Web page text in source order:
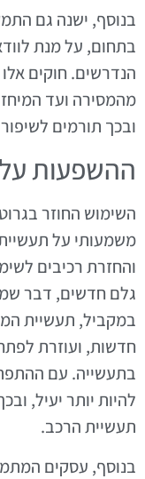
בנוסף, ישנה גם
בתחום, על מנת
הנדרשים. חוקים
מהמסירה ועד
ובכך תורמים
ההשפעות
השימוש החוזר
משמעותי על
והחזרת רכיבים
גלם חדשים, דבר
במקביל, תעשיית
חדשות, ועוזרת
בתעשייה. עם
להיות יותר יעיל,
תעשיית הרכב.
בנוסף, עסקים